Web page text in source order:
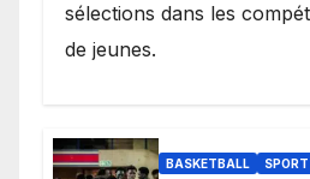
sélections dans les
de jeunes.
BASKETBALL SPORT